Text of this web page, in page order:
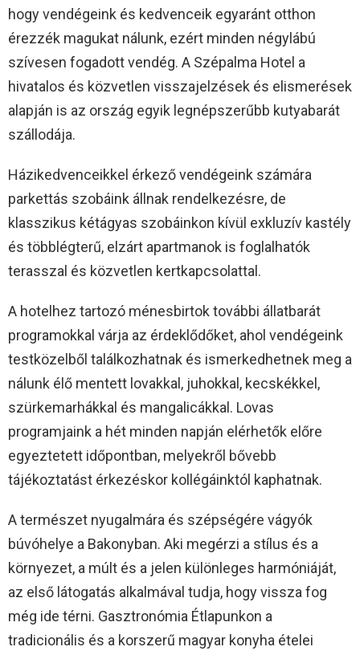
hogy vendégeink és kedvenceik egyaránt otthon
érezzék magukat nálunk, ezért minden négylábú
szívesen fogadott vendég. A Szépalma Hotel a
hivatalos és közvetlen visszajelzések és elismerések
alapján is az ország egyik legnépszerűbb kutyabarát
szállodája.
Házikedvenceikkel érkező vendégeink számára
parkettás szobáink állnak rendelkezésre, de
klasszikus kétágyas szobáinkon kívül exkluzív kastély
és többlégterű, elzárt apartmanok is foglalhatók
terasszal és közvetlen kertkapcsolattal.
A hotelhez tartozó ménesbirtok további állatbarát
programokkal várja az érdeklődőket, ahol vendégeink
testközelből találkozhatnak és ismerkedhetnek meg a
nálunk élő mentett lovakkal, juhokkal, kecskékkel,
szürkemarhákkal és mangalicákkal. Lovas
programjaink a hét minden napján elérhetők előre
egyeztetett időpontban, melyekről bővebb
tájékoztatást érkezéskor kollégáinktól kaphatnak.
A természet nyugalmára és szépségére vágyók
búvóhelye a Bakonyban. Aki megérzi a stílus és a
környezet, a múlt és a jelen különleges harmóniáját,
az első látogatás alkalmával tudja, hogy vissza fog
még ide térni. Gasztronómia Étlapunkon a
tradicionális és a korszerű magyar konyha ételei